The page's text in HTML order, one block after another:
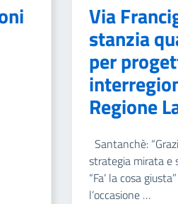
Via
stanzia
per
Regione
Santanchè:
strategia mirata e
“Fa’ la cosa
l’occasione …